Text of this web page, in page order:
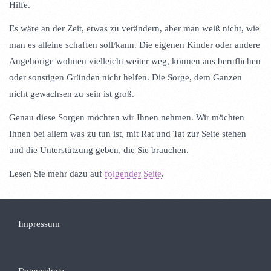
Hilfe.
Es wäre an der Zeit, etwas zu verändern, aber man weiß nicht, wie
man es alleine schaffen soll/kann. Die eigenen Kinder oder andere
Angehörige wohnen vielleicht weiter weg, können aus beruflichen
oder sonstigen Gründen nicht helfen. Die Sorge, dem Ganzen
nicht gewachsen zu sein ist groß.
Genau diese Sorgen möchten wir Ihnen nehmen. Wir möchten
Ihnen bei allem was zu tun ist, mit Rat und Tat zur Seite stehen
und die Unterstützung geben, die Sie brauchen.
Lesen Sie mehr dazu auf folgender Seite.
Impressum